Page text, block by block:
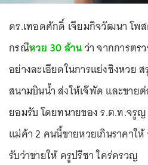
ดร.เทอดศักดิ์ เจียมกิจวัฒนา โพ
กรณีหวย 30 ล้านว่า จากการตร
อย่างละเอียดในการแย่งชิงหวย
สนามบินน้ำ ส่งให้เจ๊พัด และขาย
ยอมรับ โดยทนายของ ร.ต.ท.จรู
แม่ค้า 2 คนนี้ขายหวยเกินราคาใ
รับว่าขายให้ ครูปรีชา ใคร่ครวญ